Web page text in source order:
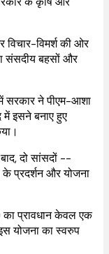
विचार-विमर्श की ओर
संसदीय बहसों और
सरकार ने पीएम-आशा
में इसने बनाए हुए
दो सांसदों --
प्रदर्शन और योजना
का प्रावधान केवल एक
योजना का स्वरुप